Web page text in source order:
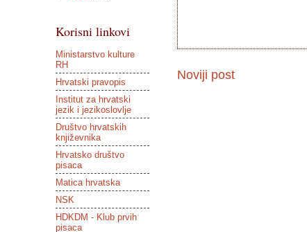
Noviji post
Korisni linkovi
Ministarstvo kulture
RH
Hrvatski pravopis
Institut za hrvatski
jezik i jezikoslovlje
Društvo hrvatskih
književnika
Hrvatsko društvo
pisaca
Matica hrvatska
NSK
HDKDM - Klub prvih
pisaca